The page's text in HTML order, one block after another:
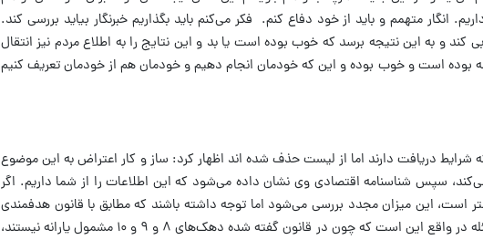
انگار متهمم و باید از خود دفاع کنم. فکر می‌کنم باید بگذاریم خبرنگار بیاید بررسی کند.
کند و به این نتیجه برسد که خوب بوده است یا بد و این نتایج را به اطلاع مردم نیز انتقال
بوده است و خوب بوده و این که خودمان انجام دهیم و خودمان هم از خودمان تعریف کنیم
دریافت دارند اما از لیست حذف شده اند اظهار کرد: ساز و کار اعتراض به این موضوع
سپس شناسنامه اقتصادی‌ وی نشان داده می‌شود که این اطلاعات را از شما داریم. اگر
است، این میزان مجدد بررسی می‌شود اما توجه داشته باشند که مطابق با قانون هدفمندی
دریافت یارانه منوط به دادن اطلاعات است.مسئله در واقع این است که چون در قانون گفته شده دهک‌های ۸ و ۹ و ۱۰ مشمول یارانه نیستند،